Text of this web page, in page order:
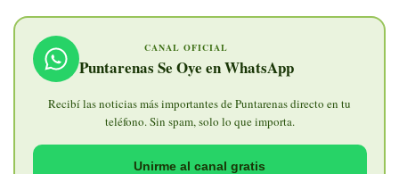
CANAL OFICIAL
Puntarenas Se Oye en WhatsApp
Recibí las noticias más importantes de Puntarenas directo en tu
teléfono. Sin spam, solo lo que importa.
Unirme al canal gratis